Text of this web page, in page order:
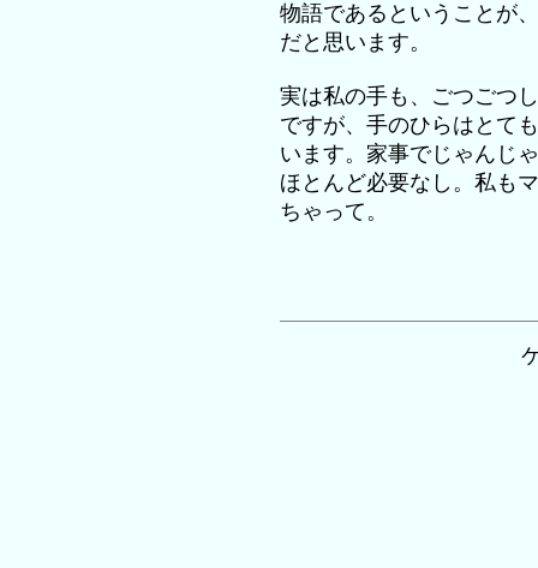
物語であるということが
だと思います。
実は私の手も、ごつごつ
ですが、手のひらはとて
います。家事でじゃんじ
ほとんど必要なし。私も
ちゃって。